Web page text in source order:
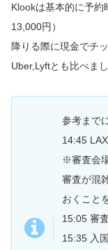
Klookは基本的に予約
13,000円）
降りる際に現金でチ
Uber,Lyftとも比べま
参考まで
14:45
※審査会
審査が混
おくこと
15:05 審
15:35 入